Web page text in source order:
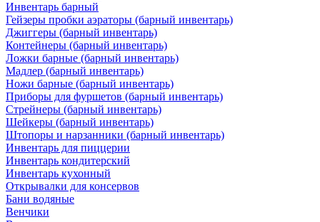
Инвентарь барный
Гейзеры пробки аэраторы (барный инвентарь)
Джиггеры (барный инвентарь)
Контейнеры (барный инвентарь)
Ложки барные (барный инвентарь)
Мадлер (барный инвентарь)
Ножи барные (барный инвентарь)
Приборы для фуршетов (барный инвентарь)
Стрейнеры (барный инвентарь)
Шейкеры (барный инвентарь)
Штопоры и нарзанники (барный инвентарь)
Инвентарь для пиццерии
Инвентарь кондитерский
Инвентарь кухонный
Открывалки для консервов
Бани водяные
Венчики